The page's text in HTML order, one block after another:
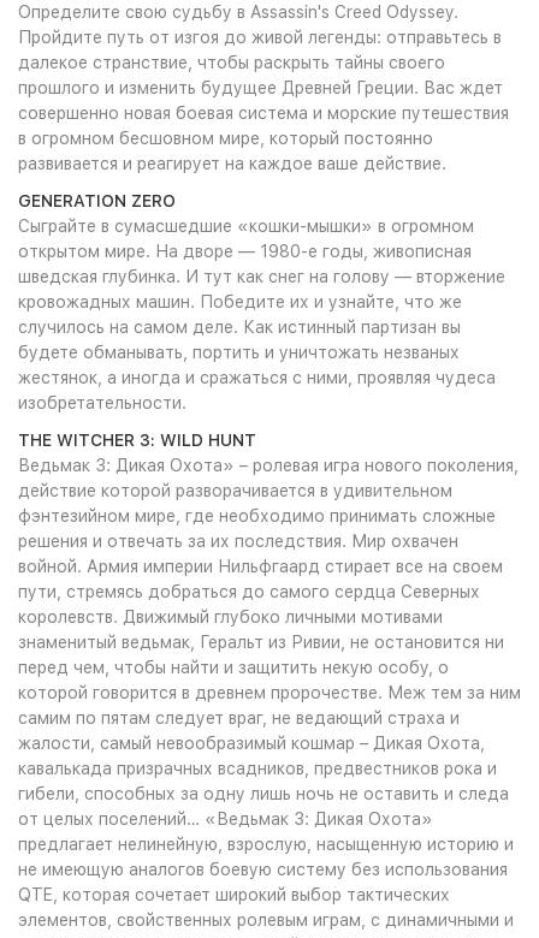
Определите свою судьбу в Assassin's Creed Odyssey.
Пройдите путь от изгоя до живой легенды: отправьтесь в
далекое странствие, чтобы раскрыть тайны своего
прошлого и изменить будущее Древней Греции. Вас ждет
совершенно новая боевая система и морские путешествия
в огромном бесшовном мире, который постоянно
развивается и реагирует на каждое ваше действие.
GENERATION ZERO
Сыграйте в сумасшедшие «кошки-мышки» в огромном
открытом мире. На дворе — 1980-е годы, живописная
шведская глубинка. И тут как снег на голову — вторжение
кровожадных машин. Победите их и узнайте, что же
случилось на самом деле. Как истинный партизан вы
будете обманывать, портить и уничтожать незваных
жестянок, а иногда и сражаться с ними, проявляя чудеса
изобретательности.
THE WITCHER 3: WILD HUNT
Ведьмак 3: Дикая Охота» – ролевая игра нового поколения,
действие которой разворачивается в удивительном
фэнтезийном мире, где необходимо принимать сложные
решения и отвечать за их последствия. Мир охвачен
войной. Армия империи Нильфгаард стирает все на своем
пути, стремясь добраться до самого сердца Северных
королевств. Движимый глубоко личными мотивами
знаменитый ведьмак, Геральт из Ривии, не остановится ни
перед чем, чтобы найти и защитить некую особу, о
которой говорится в древнем пророчестве. Меж тем за ним
самим по пятам следует враг, не ведающий страха и
жалости, самый невообразимый кошмар – Дикая Охота,
кавалькада призрачных всадников, предвестников рока и
гибели, способных за одну лишь ночь не оставить и следа
от целых поселений… «Ведьмак 3: Дикая Охота»
предлагает нелинейную, взрослую, насыщенную историю и
не имеющую аналогов боевую систему без использования
QTE, которая сочетает широкий выбор тактических
элементов, свойственных ролевым играм, с динамичными и